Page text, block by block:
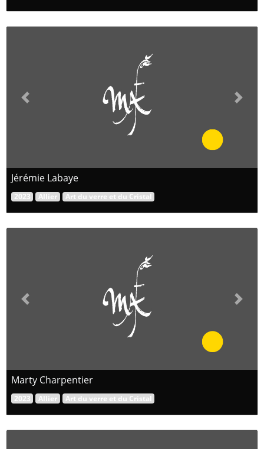
Previous Next
Jérémie Labaye
2023 Allier Art du verre et du Cristal
Previous Next
Marty Charpentier
2023 Allier Art du verre et du Cristal